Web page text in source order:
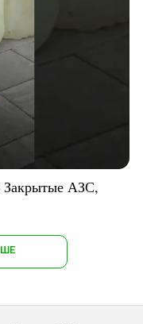
Закрытые АЗС,